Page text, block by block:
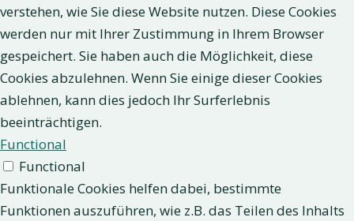
verstehen, wie Sie diese Website nutzen. Diese Cookies
werden nur mit Ihrer Zustimmung in Ihrem Browser
gespeichert. Sie haben auch die Möglichkeit, diese
Cookies abzulehnen. Wenn Sie einige dieser Cookies
ablehnen, kann dies jedoch Ihr Surferlebnis
beeinträchtigen.
Functional
Functional
Funktionale Cookies helfen dabei, bestimmte
Funktionen auszuführen, wie z.B. das Teilen des Inhalts